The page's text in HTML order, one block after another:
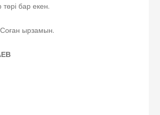
төрі бар екен.
ырзамын.